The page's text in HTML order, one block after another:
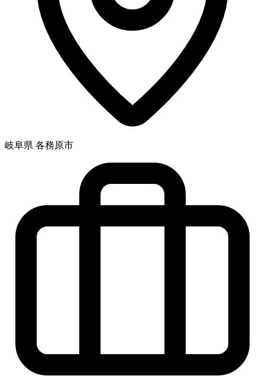
岐阜県 各務原市